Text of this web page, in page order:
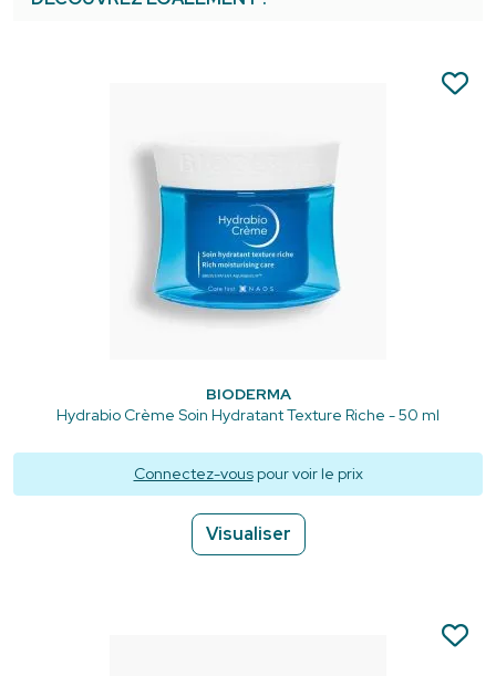
BIODERMA
Hydrabio Crème Soin Hydratant Texture Riche - 50 ml
Connectez-vouspour voir le prix
Visualiser